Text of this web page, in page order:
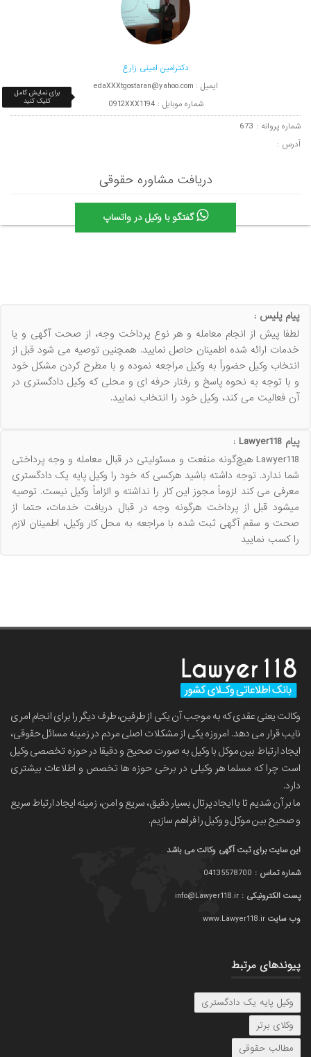
دكترامین امینی زارع
ایمیل : edaXXXtgostaran@yahoo.com
شماره موبایل : 0912XXX1194
برای نمایش کامل
کلیک کنید
شماره پروانه : 673
آدرس :
دریافت مشاوره حقوقی
گفتگو با وکیل در واتساپ
پیام پلیس :
لطفا پیش از انجام معامله و هر نوع پرداخت وجه، از صحت آگهی و یا
خدمات ارائه شده اطمینان حاصل نمایید. همچنین توصیه می شود قبل از
انتخاب وکیل حضوراً به وکیل مراجعه نموده و با مطرح کردن مشکل خود
و با توجه به نحوه پاسخ و رفتار حرفه ای و محلی که وکیل دادگستری در
آن فعالیت می کند، وکیل خود را انتخاب نمایید.
پیام Lawyer118 :
Lawyer118 هیچ‌گونه منفعت و مسئولیتی در قبال معامله و وجه پرداختی
شما ندارد. توجه داشته باشید هرکسی که خود را وکیل پایه یک دادگستری
معرفی می کند لزوماً مجوز این کار را نداشته و الزاماً وکیل نیست. توصیه
میشود قبل از پرداخت هرگونه وجه در قبال دریافت خدمات، حتما از
صحت و سقم آگهی ثبت شده با مراجعه به محل کار وکیل، اطمینان لازم
را کسب نمایید
وکالت یعنی عقدی که به موجب آن یکی از طرفین، طرف دیگر را برای انجام امری
نایب قرار می دهد. امروزه یکی از مشکلات اصلی مردم در زمینه مسائل حقوقی،
ایجاد ارتباط بین موکل با وکیل به صورت صحیح و دقیقا در حوزه تخصصی وکیل
است چرا که مسلما هر وکیلی در برخی حوزه ها تخصص و اطلاعات بیشتری
دارد.
ما بر آن شدیم تا با ایجاد پرتال بسیار دقیق، سریع و امن، زمینه ایجاد ارتباط سریع
و صحیح بین موکل و وکیل را فراهم سازیم.
این سایت برای ثبت آگهی وکالت می باشد
شماره تماس : 04135578700
پست الکترونیکی :
وب سایت
پیوندهای مرتبط
وکیل پایه یک دادگستری
وکلای برتر
مطالب حقوقی